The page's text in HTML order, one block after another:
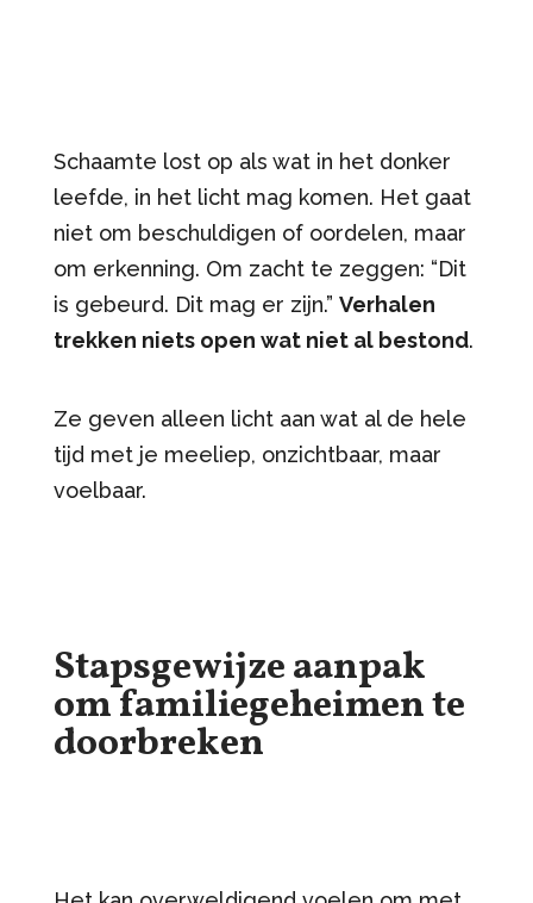
Schaamte lost op als wat in het donker
leefde, in het licht mag komen. Het gaat
niet om beschuldigen of oordelen, maar
om erkenning. Om zacht te zeggen: “Dit
is gebeurd. Dit mag er zijn.” Verhalen
trekken niets open wat niet al bestond.
Ze geven alleen licht aan wat al de hele
tijd met je meeliep, onzichtbaar, maar
voelbaar.
Stapsgewijze aanpak
om familiegeheimen te
doorbreken